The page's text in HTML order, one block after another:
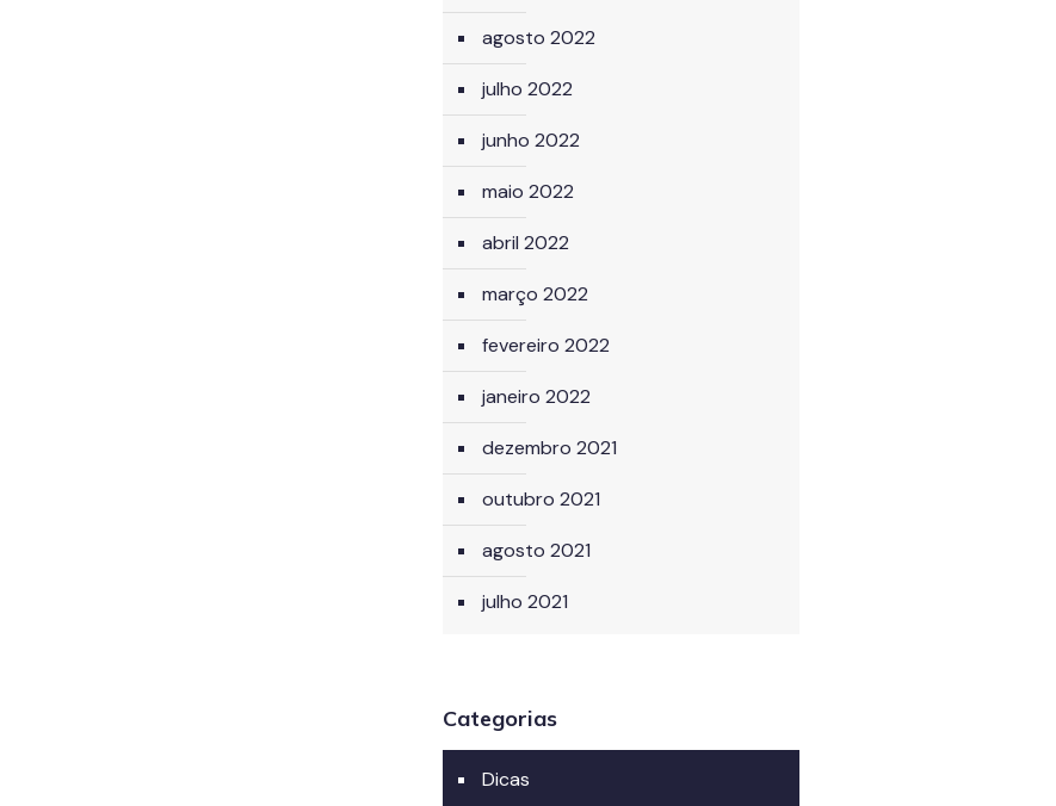
agosto 2022
julho 2022
junho 2022
maio 2022
abril 2022
março 2022
fevereiro 2022
janeiro 2022
dezembro 2021
outubro 2021
agosto 2021
julho 2021
Categorias
Dicas